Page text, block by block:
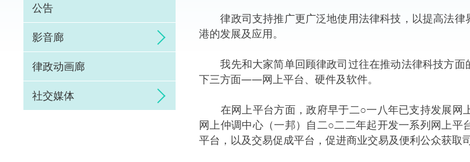
公告
影音廊
律政动画廊
社交媒体
律政司支持推广更广泛地使用法律科技，以提高法律
港的发展及应用。
我先和大家简单回顾律政司过往在推动法律科技方面
下三方面——网上平台、硬件及软件。
在网上平台方面，政府早于二○一八年已支持发展网
网上仲调中心（一邦）自二○二二年起开发一系列网上
平台，以及交易促成平台，促进商业交易及便利公众获取